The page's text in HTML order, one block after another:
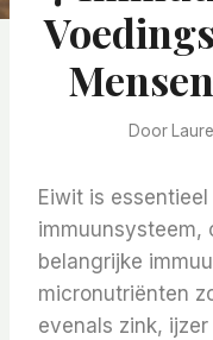
Door
Eiwit is
immuunsysteem,
belangrijke
micronutriënten
evenals zink,